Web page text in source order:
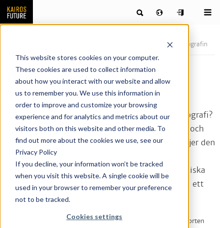
This website stores cookies on your computer.
These cookies are used to collect information
about how you interact with our website and allow
us to remember you. We use this information in
order to improve and customize your browsing
experience and for analytics and metrics about our
visitors both on this website and other media. To
find out more about the cookies we use, see our
Privacy Policy
If you decline, your information won’t be tracked
when you visit this website. A single cookie will be
used in your browser to remember your preference
not to be tracked.
Cookies settings
What’s NXT: Den nya geografin
What’s NXT: Den nya
geografin
Vad är nästa steg i utvecklingen av Sveriges geografi?
I årtionden har befolkningen koncentrerats mer och
mer i några få områden, hur ser det ut när vi följer den
utvecklingen in i framtiden? Eller kommer
coronakrisen att medföra mer eller mindre drastiska
förändringar som gör att utvecklingen slår in på ett
nytt spår?
Nyfken på mer? Bli Kairos Future Friend och ladda ned rapporten